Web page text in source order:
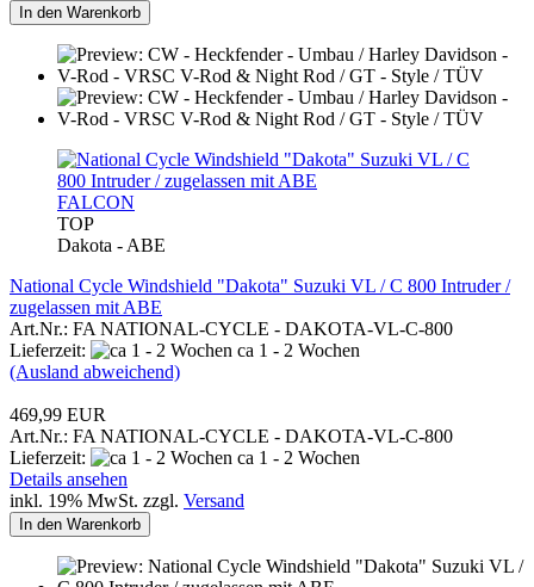
In den Warenkorb
FALCON
TOP
Dakota - ABE
National Cycle Windshield "Dakota" Suzuki VL / C 800 Intruder /
zugelassen mit ABE
Art.Nr.: FA NATIONAL-CYCLE - DAKOTA-VL-C-800
Lieferzeit:
ca 1 - 2 Wochen
(Ausland abweichend)
469,99 EUR
Art.Nr.: FA NATIONAL-CYCLE - DAKOTA-VL-C-800
Lieferzeit:
ca 1 - 2 Wochen
Details ansehen
inkl. 19% MwSt. zzgl. Versand
In den Warenkorb